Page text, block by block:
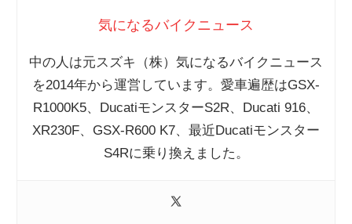
気になるバイクニュース
中の人は元スズキ（株）気になるバイクニュース
を2014年から運営しています。愛車遍歴はGSX-
R1000K5、DucatiモンスターS2R、Ducati 916、
XR230F、GSX-R600 K7、最近Ducatiモンスター
S4Rに乗り換えました。